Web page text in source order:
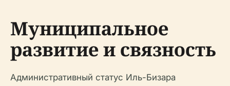
Муниципальное
развитие и связность
Административный статус Иль-Бизара